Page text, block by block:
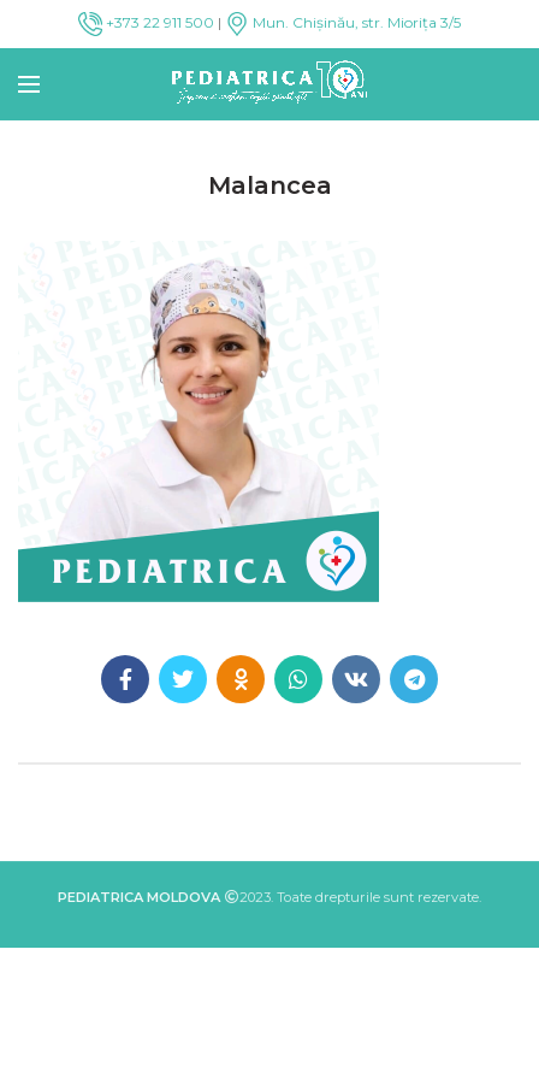
+373 22 911 500 | Mun. Chișinău, str. Miorița 3/5
Malancea
PEDIATRICA MOLDOVA 2023. Toate drepturile sunt rezervate.